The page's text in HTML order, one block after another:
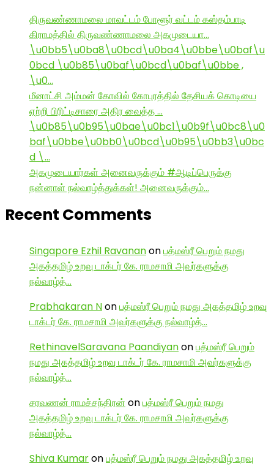
திருவண்ணாமலை மாவட்டம் போளூர் வட்டம் கஸ்தம்பாடி
கிராமத்தில் திருவண்ணாமலை அகமுடையா…
\u0bb5\u0ba8\u0bcd\u0ba4\u0bbe\u0baf\u
0bcd \u0b85\u0baf\u0bcd\u0baf\u0bbe ,
\u0…
மீனாட்சி அம்மன் கோவில் கோபுரத்தில் தேசியக் கொடியை
ஏற்றி பிரிட்டிசாரை அதிர வைத்த …
\u0b85\u0b95\u0bae\u0bc1\u0b9f\u0bc8\u0
baf\u0bbe\u0bb0\u0bcd\u0b95\u0bb3\u0bc
d \…
அகமுடையார்கள் அனைவருக்கும் #ஆடிப்பெருக்கு
நன்னாள் நல்வாழ்த்துக்கள்! அனைவருக்கும்…
Recent Comments
Singapore Ezhil Ravananonபத்மஸ்ரீ பெறும் நமது
அகத்தமிழ் உறவு டாக்டர் கே. ராமசாமி அவர்களுக்கு
நல்வாழ்த்…
Prabhakaran Nonபத்மஸ்ரீ பெறும் நமது அகத்தமிழ் உறவு
டாக்டர் கே. ராமசாமி அவர்களுக்கு நல்வாழ்த்…
RethinavelSaravana Paandiyanonபத்மஸ்ரீ பெறும்
நமது அகத்தமிழ் உறவு டாக்டர் கே. ராமசாமி அவர்களுக்கு
நல்வாழ்த்…
சரவணன் ராமச்சந்திரன் onபத்மஸ்ரீ பெறும் நமது
அகத்தமிழ் உறவு டாக்டர் கே. ராமசாமி அவர்களுக்கு
நல்வாழ்த்…
Shiva Kumaronபத்மஸ்ரீ பெறும் நமது அகத்தமிழ் உறவு